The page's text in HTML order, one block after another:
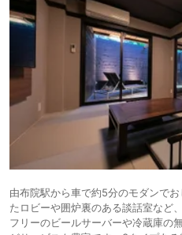
由布院駅から車で約5分のモダンで
たロビーや囲炉裏のある談話室など
フリーのビールサーバーや冷蔵庫の